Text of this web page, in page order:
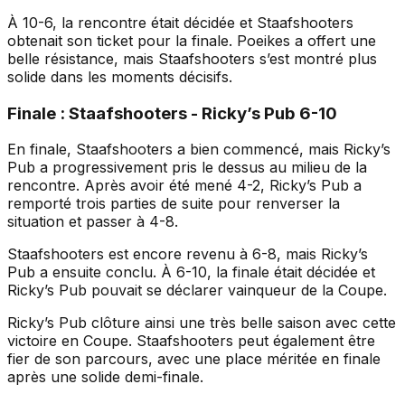
À 10-6, la rencontre était décidée et Staafshooters
obtenait son ticket pour la finale. Poeikes a offert une
belle résistance, mais Staafshooters s’est montré plus
solide dans les moments décisifs.
Finale : Staafshooters - Ricky’s Pub 6-10
En finale, Staafshooters a bien commencé, mais Ricky’s
Pub a progressivement pris le dessus au milieu de la
rencontre. Après avoir été mené 4-2, Ricky’s Pub a
remporté trois parties de suite pour renverser la
situation et passer à 4-8.
Staafshooters est encore revenu à 6-8, mais Ricky’s
Pub a ensuite conclu. À 6-10, la finale était décidée et
Ricky’s Pub pouvait se déclarer vainqueur de la Coupe.
Ricky’s Pub clôture ainsi une très belle saison avec cette
victoire en Coupe. Staafshooters peut également être
fier de son parcours, avec une place méritée en finale
après une solide demi-finale.